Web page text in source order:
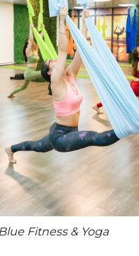
Fitness & Yoga